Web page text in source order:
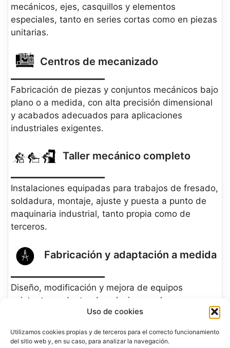
Uso de cookies
Utilizamos cookies propias y de terceros para el correcto funcionamiento
del sitio web y, en su caso, para analizar la navegación.
mecánicos, ejes, casquillos y elementos
especiales, tanto en series cortas como en piezas
unitarias.
Centros de mecanizado
Fabricación de piezas y conjuntos mecánicos bajo
plano o a medida, con alta precisión dimensional
y acabados adecuados para aplicaciones
industriales exigentes.
Taller mecánico completo
Instalaciones equipadas para trabajos de fresado,
soldadura, montaje, ajuste y puesta a punto de
maquinaria industrial, tanto propia como de
terceros.
Fabricación y adaptación a medida
Diseño, modificación y mejora de equipos
existentes, adaptando soluciones a las
necesidades reales del proceso productivo de
hasta el desarrollo de soluciones completas de